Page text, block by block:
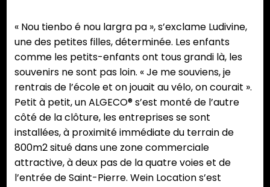
incertitude
et
précarité.
« Nou tienbo é nou largra pa », s’exclame Ludivine,
une des petites filles, déterminée. Les enfants
comme les petits-enfants ont tous grandi là, les
souvenirs ne sont pas loin. « Je me souviens, je
rentrais de l’école et on jouait au vélo, on courait ».
Petit à petit, un ALGECO® s’est monté de l’autre
côté de la clôture, les entreprises se sont
installées, à proximité immédiate du terrain de
800m2 situé dans une zone commerciale
attractive, à deux pas de la quatre voies et de
l’entrée de Saint-Pierre. Wein Location s’est